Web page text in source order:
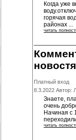
Когда уже
горячая
районах ...
читать
Платный вход
8.3.2022 Автор:
Знаете,
очень
Начиная с
читать